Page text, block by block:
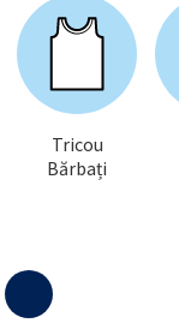
Tricou
Bărbați